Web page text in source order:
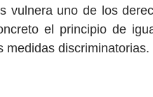
vulnera uno de los
el principio de
medidas discriminatorias.